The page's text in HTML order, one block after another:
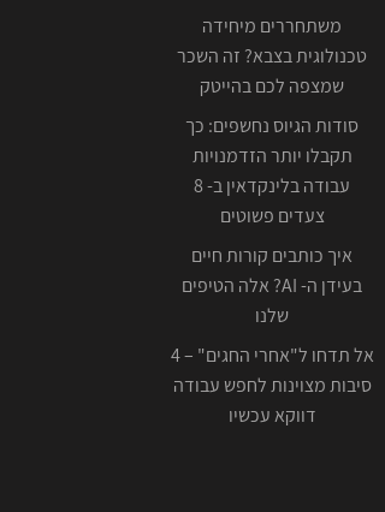
משתחררים מיחידה
טכנולוגית בצבא? זה השכר
שמצפה לכם בהייטק
סודות הגיוס נחשפים: כך
תקבלו יותר הזדמנויות
עבודה בלינקדאין ב- 8
צעדים פשוטים
איך כותבים קורות חיים
בעידן ה- AI? אלה הטיפים
שלנו
אל תדחו ל"אחרי החגים" – 4
סיבות מצוינות לחפש עבודה
דווקא עכשיו